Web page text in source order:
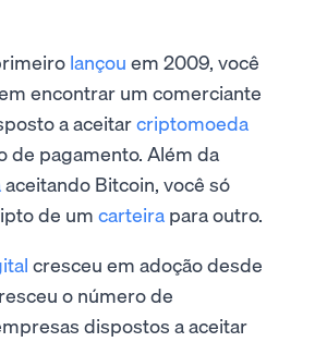
lançou em 2009, você
encontrar um comerciante
a aceitarcriptomoeda
de pagamento. Além da
aceitando Bitcoin, você só
de um carteira para outro.
cresceu em adoção desde
o número de
dispostos a aceitar